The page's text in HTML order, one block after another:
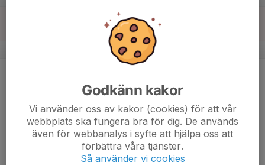
v.29
Godkänn kakor
Vi använder oss av kakor (cookies) för att vår
webbplats ska fungera bra för dig. De används
även för webbanalys i syfte att hjälpa oss att
förbättra våra tjänster.
Så använder vi cookies